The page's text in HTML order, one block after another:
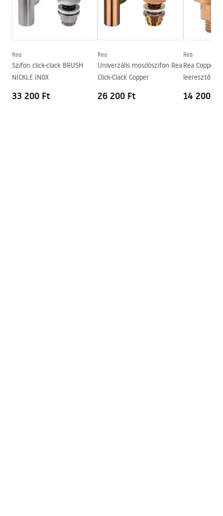
Szélesség
345
Magasság
Forma
Csaptelep szerelési lyuk
Nem
Warunki bezpieczeństwa
WARUNKI BEZPIECZENSTWA UMYWALKI.pdf
Garanciális feltételek
Rea
Szifon click-clack BRUSH
NICKLE INOX
33 200 Ft
Rea
Univerzális mosdószifon Rea
Click-Clack Copper
26 200 Ft
Rea
Rea Copper
leeresztő
14 200 Ft